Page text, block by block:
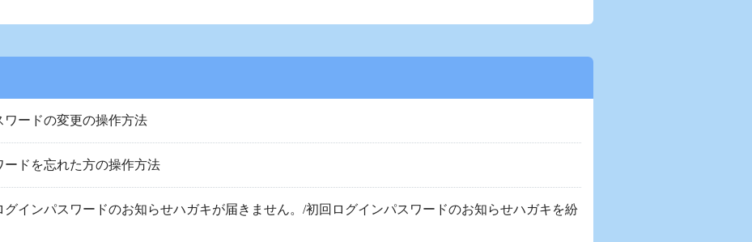
ワードの変更の操作方法
ードを忘れた方の操作方法
グインパスワードのお知らせハガキが届きません。/初回ログインパスワードのお知らせハガキを紛